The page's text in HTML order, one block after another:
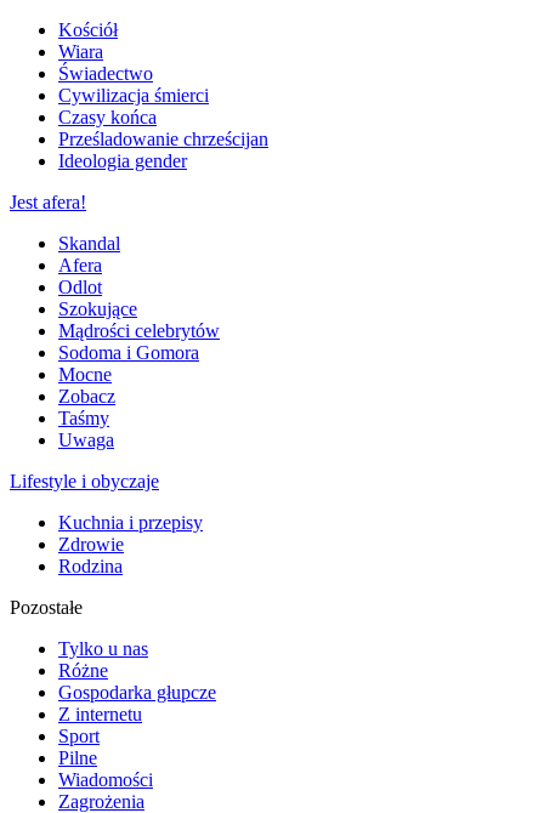
Kościół
Wiara
Świadectwo
Cywilizacja śmierci
Czasy końca
Prześladowanie chrześcijan
Ideologia gender
Jest afera!
Skandal
Afera
Odlot
Szokujące
Mądrości celebrytów
Sodoma i Gomora
Mocne
Zobacz
Taśmy
Uwaga
Lifestyle i obyczaje
Kuchnia i przepisy
Zdrowie
Rodzina
Pozostałe
Tylko u nas
Różne
Gospodarka głupcze
Z internetu
Sport
Pilne
Wiadomości
Zagrożenia